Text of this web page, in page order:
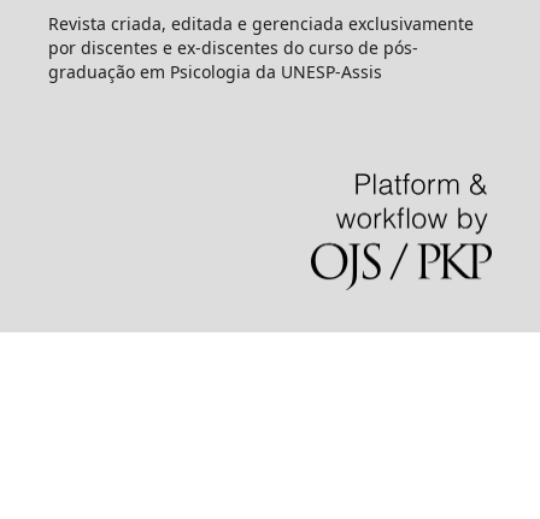
Revista criada, editada e gerenciada exclusivamente
por discentes e ex-discentes do curso de pós-
graduação em Psicologia da UNESP-Assis